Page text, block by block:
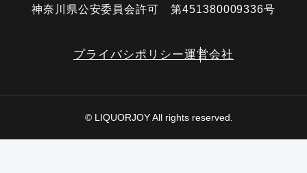
神奈川県公安委員会許可 第451380009336号
プライバシポリシー運営会社
© LIQUORJOY All rights reserved.